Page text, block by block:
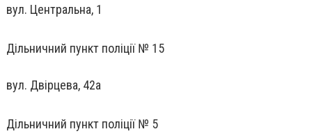
вул. Центральна, 1
Дільничний пункт поліції № 15
вул. Двірцева, 42а
Дільничний пункт поліції № 5